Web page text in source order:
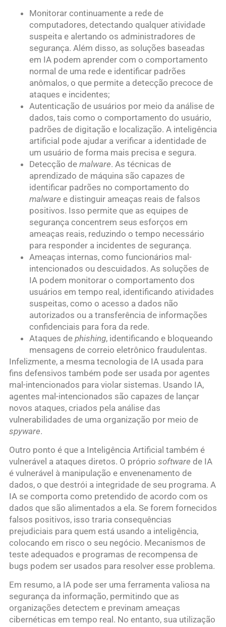
Monitorar continuamente a rede de
computadores, detectando qualquer atividade
suspeita e alertando os administradores de
segurança. Além disso, as soluções baseadas
em IA podem aprender com o comportamento
normal de uma rede e identificar padrões
anômalos, o que permite a detecção precoce de
ataques e incidentes;
Autenticação de usuários por meio da análise de
dados, tais como o comportamento do usuário,
padrões de digitação e localização. A inteligência
artificial pode ajudar a verificar a identidade de
um usuário de forma mais precisa e segura.
Detecção de malware. As técnicas de
aprendizado de máquina são capazes de
identificar padrões no comportamento do
malware e distinguir ameaças reais de falsos
positivos. Isso permite que as equipes de
segurança concentrem seus esforços em
ameaças reais, reduzindo o tempo necessário
para responder a incidentes de segurança.
Ameaças internas, como funcionários mal-
intencionados ou descuidados. As soluções de
IA podem monitorar o comportamento dos
usuários em tempo real, identificando atividades
suspeitas, como o acesso a dados não
autorizados ou a transferência de informações
confidenciais para fora da rede.
Ataques de phishing, identificando e bloqueando
mensagens de correio eletrônico fraudulentas.
Infelizmente, a mesma tecnologia de IA usada para
fins defensivos também pode ser usada por agentes
mal-intencionados para violar sistemas. Usando IA,
agentes mal-intencionados são capazes de lançar
novos ataques, criados pela análise das
vulnerabilidades de uma organização por meio de
spyware.
Outro ponto é que a Inteligência Artificial também é
vulnerável a ataques diretos. O próprio software de IA
é vulnerável à manipulação e envenenamento de
dados, o que destrói a integridade de seu programa. A
IA se comporta como pretendido de acordo com os
dados que são alimentados a ela. Se forem fornecidos
falsos positivos, isso traria consequências
prejudiciais para quem está usando a inteligência,
colocando em risco o seu negócio. Mecanismos de
teste adequados e programas de recompensa de
bugs podem ser usados para resolver esse problema.
Em resumo, a IA pode ser uma ferramenta valiosa na
segurança da informação, permitindo que as
organizações detectem e previnam ameaças
cibernéticas em tempo real. No entanto, sua utilização